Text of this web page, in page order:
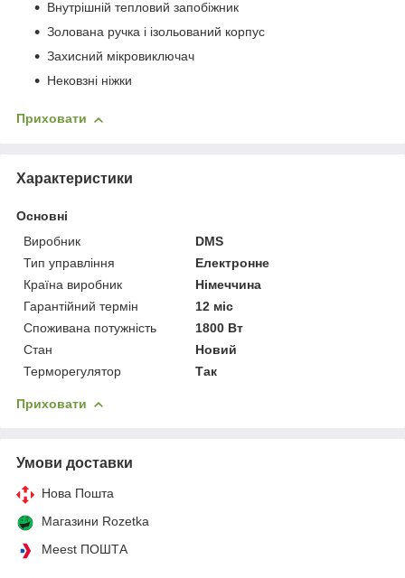
Внутрішній тепловий запобіжник
Золована ручка і ізольований корпус
Захисний мікровиключач
Нековзні ніжки
Приховати
Характеристики
Основні
Виробник
DMS
Тип управління
Електронне
Країна виробник
Німеччина
Гарантійний термін
12 міс
Споживана потужність
1800 Вт
Стан
Новий
Терморегулятор
Так
Приховати
Умови доставки
Нова Пошта
Магазини Rozetka
Meest ПОШТА